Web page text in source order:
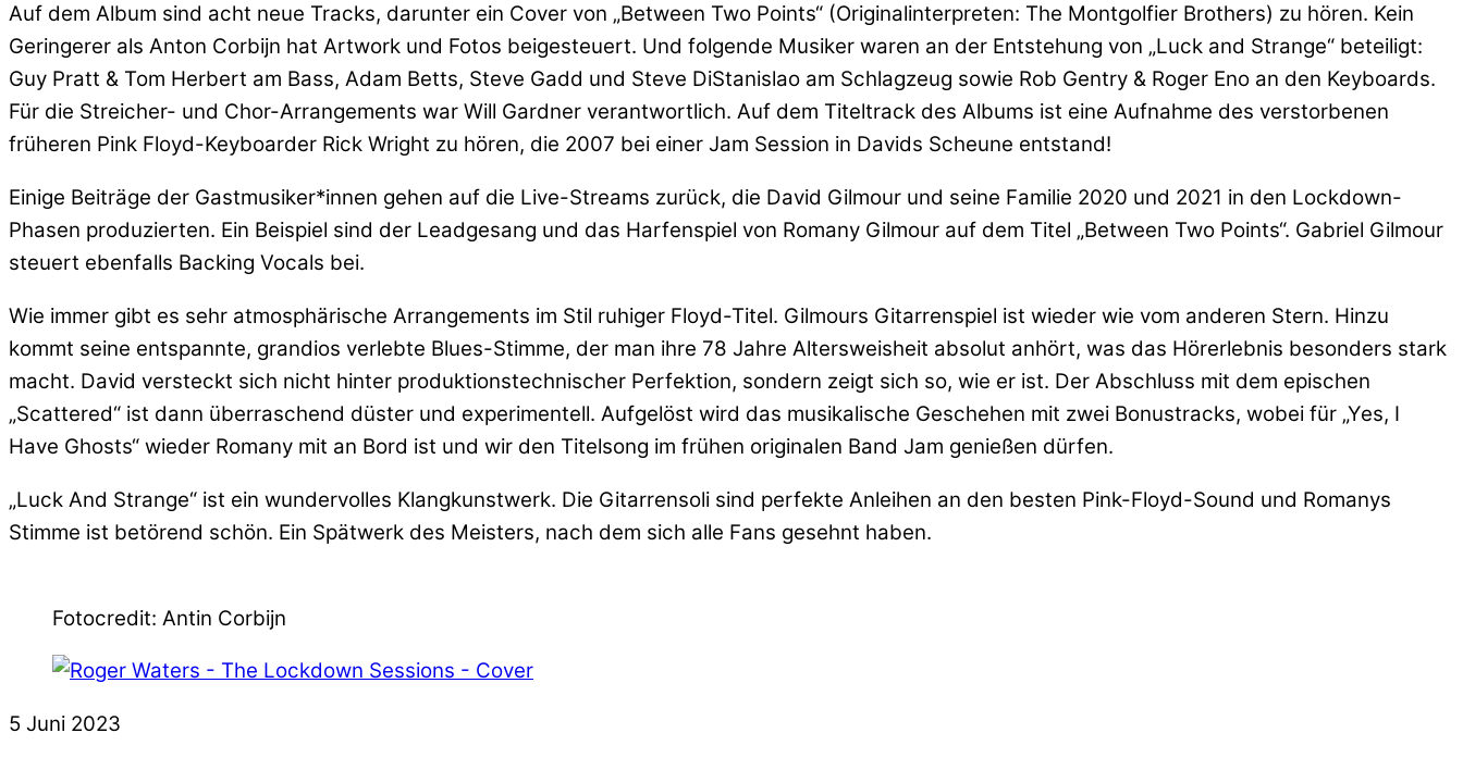
Auf dem Album sind acht neue Tracks, darunter ein Cover von „Between Two Points“ (Originalinterpreten: The Montgolfier Brothers) zu hören. Kein
Geringerer als Anton Corbijn hat Artwork und Fotos beigesteuert. Und folgende Musiker waren an der Entstehung von „Luck and Strange“ beteiligt:
Guy Pratt & Tom Herbert am Bass, Adam Betts, Steve Gadd und Steve DiStanislao am Schlagzeug sowie Rob Gentry & Roger Eno an den Keyboards.
Für die Streicher- und Chor-Arrangements war Will Gardner verantwortlich. Auf dem Titeltrack des Albums ist eine Aufnahme des verstorbenen
früheren Pink Floyd-Keyboarder Rick Wright zu hören, die 2007 bei einer Jam Session in Davids Scheune entstand!
Einige Beiträge der Gastmusiker*innen gehen auf die Live-Streams zurück, die David Gilmour und seine Familie 2020 und 2021 in den Lockdown-
Phasen produzierten. Ein Beispiel sind der Leadgesang und das Harfenspiel von Romany Gilmour auf dem Titel „Between Two Points“. Gabriel Gilmour
steuert ebenfalls Backing Vocals bei.
Wie immer gibt es sehr atmosphärische Arrangements im Stil ruhiger Floyd-Titel. Gilmours Gitarrenspiel ist wieder wie vom anderen Stern. Hinzu
kommt seine entspannte, grandios verlebte Blues-Stimme, der man ihre 78 Jahre Altersweisheit absolut anhört, was das Hörerlebnis besonders stark
macht. David versteckt sich nicht hinter produktionstechnischer Perfektion, sondern zeigt sich so, wie er ist. Der Abschluss mit dem epischen
„Scattered“ ist dann überraschend düster und experimentell. Aufgelöst wird das musikalische Geschehen mit zwei Bonustracks, wobei für „Yes, I
Have Ghosts“ wieder Romany mit an Bord ist und wir den Titelsong im frühen originalen Band Jam genießen dürfen.
„Luck And Strange“ ist ein wundervolles Klangkunstwerk. Die Gitarrensoli sind perfekte Anleihen an den besten Pink-Floyd-Sound und Romanys
Stimme ist betörend schön. Ein Spätwerk des Meisters, nach dem sich alle Fans gesehnt haben.
Fotocredit: Antin Corbijn
5 Juni 2023